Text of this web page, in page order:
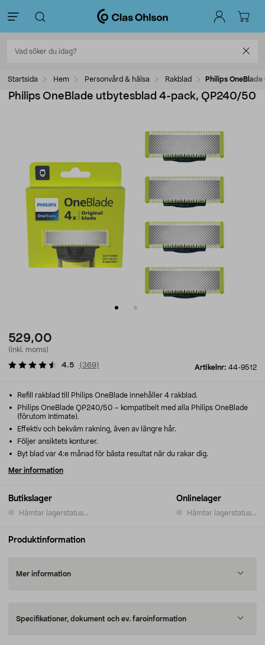
Startsida Hem Personvård & hälsa Rakblad Philips
Philips OneBlade utbytesblad 4-pack, QP240/50
529,00
(inkl. moms)
Artikelnr: 44-9512
4.5 (369)
Butikslager
Hämtar lagerstatus...
Onlinelager
Hämtar lagerstatus...
Refill rakblad till Philips OneBlade innehåller 4 rakblad.
Philips OneBlade QP240/50 – kompatibelt med alla Philips OneBlade
(förutom Intimate).
Effektiv och bekväm rakning, även av längre hår.
Följer ansiktets konturer.
Byt blad var 4:e månad för bästa resultat när du rakar dig.
Mer information
Produktinformation
Mer information
Specifikationer, dokument och ev. faroinformation